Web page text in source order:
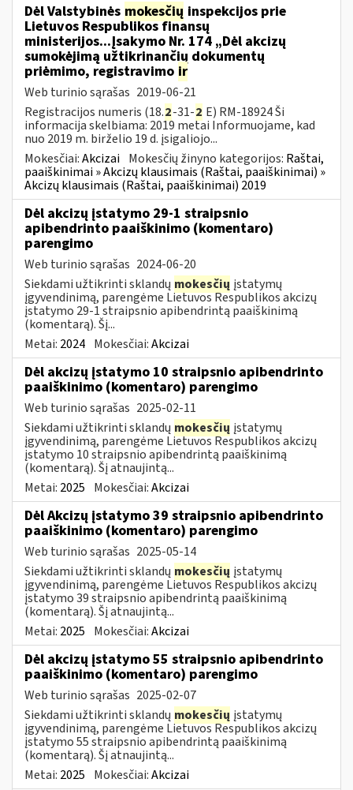
Dėl Valstybinės mokesčių inspekcijos prie
Lietuvos Respublikos finansų
ministerijos...Įsakymo Nr. 174 „Dėl akcizų
sumokėjimą užtikrinančių dokumentų
priėmimo, registravimo ir
Web turinio sąrašas 2019-06-21
Registracijos numeris (18.2-31-2 E) RM-18924 Ši
informacija skelbiama: 2019 metai Informuojame, kad
nuo 2019 m. birželio 19 d. įsigaliojo...
Mokesčiai:Akcizai Mokesčių žinyno kategorijos: Raštai,
paaiškinimai » Akcizų klausimais (Raštai, paaiškinimai) »
Akcizų klausimais (Raštai, paaiškinimai) 2019
Dėl akcizų įstatymo 29-1 straipsnio
apibendrinto paaiškinimo (komentaro)
parengimo
Web turinio sąrašas 2024-06-20
Siekdami užtikrinti sklandų mokesčių įstatymų
įgyvendinimą, parengėme Lietuvos Respublikos akcizų
įstatymo 29-1 straipsnio apibendrintą paaiškinimą
(komentarą). Šį...
Metai: 2024 Mokesčiai:Akcizai
Dėl akcizų įstatymo 10 straipsnio apibendrinto
paaiškinimo (komentaro) parengimo
Web turinio sąrašas 2025-02-11
Siekdami užtikrinti sklandų mokesčių įstatymų
įgyvendinimą, parengėme Lietuvos Respublikos akcizų
įstatymo 10 straipsnio apibendrintą paaiškinimą
(komentarą). Šį atnaujintą...
Metai: 2025 Mokesčiai:Akcizai
Dėl Akcizų įstatymo 39 straipsnio apibendrinto
paaiškinimo (komentaro) parengimo
Web turinio sąrašas 2025-05-14
Siekdami užtikrinti sklandų mokesčių įstatymų
įgyvendinimą, parengėme Lietuvos Respublikos akcizų
įstatymo 39 straipsnio apibendrintą paaiškinimą
(komentarą). Šį atnaujintą...
Metai: 2025 Mokesčiai:Akcizai
Dėl akcizų įstatymo 55 straipsnio apibendrinto
paaiškinimo (komentaro) parengimo
Web turinio sąrašas 2025-02-07
Siekdami užtikrinti sklandų mokesčių įstatymų
įgyvendinimą, parengėme Lietuvos Respublikos akcizų
įstatymo 55 straipsnio apibendrintą paaiškinimą
(komentarą). Šį atnaujintą...
Metai: 2025 Mokesčiai:Akcizai